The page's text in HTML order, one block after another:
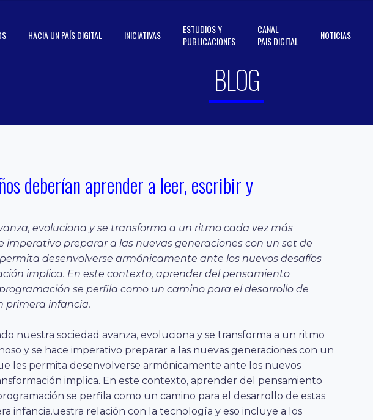
HACIA UN PAÍS DIGITAL INICIATIVAS
ESTUDIOS Y
PUBLICACIONES
CANAL
PAIS DIGITAL
NOTICIAS
BLOG
deberían aprender a leer, escribir y
evoluciona y se transforma a un ritmo cada vez más
imperativo preparar a las nuevas generaciones con un set de
desenvolverse armónicamente ante los nuevos desafíos
implica. En este contexto, aprender del pensamiento
se perfila como un camino para el desarrollo de
primera infancia.
nuestra sociedad avanza, evoluciona y se transforma a un ritmo
y se hace imperativo preparar a las nuevas generaciones con un
les permita desenvolverse armónicamente ante los nuevos
implica. En este contexto, aprender del pensamiento
se perfila como un camino para el desarrollo de estas
infancia.uestra relación con la tecnología y eso incluye a los